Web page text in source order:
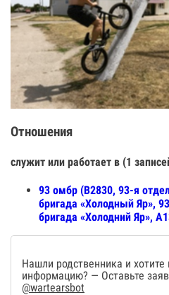
Отношения
служит или работает в (1
93 омбр (В2830, 93-я
бригада «Холодный Яр»,
бригада «Холодний Яр»,
Нашли родственника и
информацию? — Оставьте
@wartearsbot